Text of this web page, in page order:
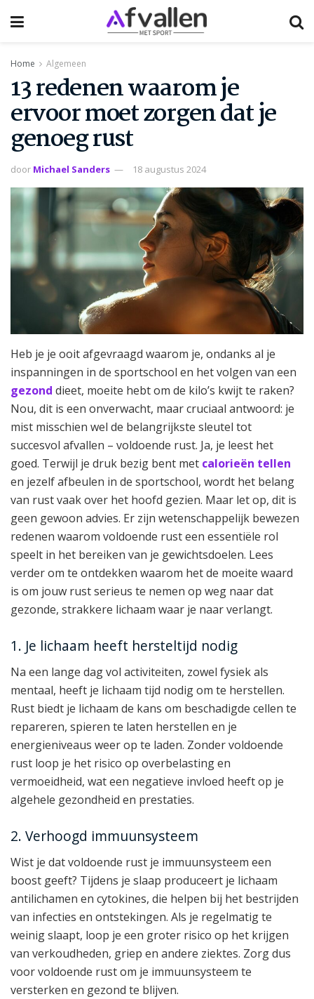
Home Algemeen
13 redenen waarom je
ervoor moet zorgen dat je
genoeg rust
door Michael Sanders 18 augustus 2024
Heb je je ooit afgevraagd waarom je, ondanks al je
inspanningen in de sportschool en het volgen van een
gezond dieet, moeite hebt om de kilo’s kwijt te raken?
Nou, dit is een onverwacht, maar cruciaal antwoord: je
mist misschien wel de belangrijkste sleutel tot
succesvol afvallen – voldoende rust. Ja, je leest het
goed. Terwijl je druk bezig bent met calorieën tellen
en jezelf afbeulen in de sportschool, wordt het belang
van rust vaak over het hoofd gezien. Maar let op, dit is
geen gewoon advies. Er zijn wetenschappelijk bewezen
redenen waarom voldoende rust een essentiële rol
speelt in het bereiken van je gewichtsdoelen. Lees
verder om te ontdekken waarom het de moeite waard
is om jouw rust serieus te nemen op weg naar dat
gezonde, strakkere lichaam waar je naar verlangt.
1. Je lichaam heeft hersteltijd nodig
Na een lange dag vol activiteiten, zowel fysiek als
mentaal, heeft je lichaam tijd nodig om te herstellen.
Rust biedt je lichaam de kans om beschadigde cellen te
repareren, spieren te laten herstellen en je
energieniveaus weer op te laden. Zonder voldoende
rust loop je het risico op overbelasting en
vermoeidheid, wat een negatieve invloed heeft op je
algehele gezondheid en prestaties.
2. Verhoogd immuunsysteem
Wist je dat voldoende rust je immuunsysteem een
boost geeft? Tijdens je slaap produceert je lichaam
antilichamen en cytokines, die helpen bij het bestrijden
van infecties en ontstekingen. Als je regelmatig te
weinig slaapt, loop je een groter risico op het krijgen
van verkoudheden, griep en andere ziektes. Zorg dus
voor voldoende rust om je immuunsysteem te
versterken en gezond te blijven.